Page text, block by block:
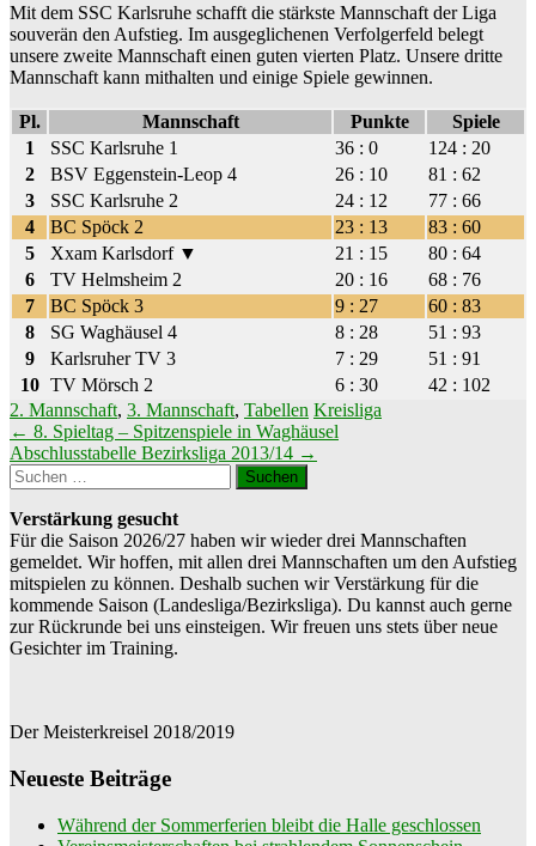
Mit dem SSC Karlsruhe schafft die stärkste Mannschaft der Liga
souverän den Aufstieg. Im ausgeglichenen Verfolgerfeld belegt
unsere zweite Mannschaft einen guten vierten Platz. Unsere dritte
Mannschaft kann mithalten und einige Spiele gewinnen.
Pl. Mannschaft Punkte
Spiele
1
SSC Karlsruhe 1 36 : 0
124 : 20
2
BSV Eggenstein-Leop 4 26 : 10
81 : 62
3
SSC Karlsruhe 2 24 : 12
77 : 66
4
BC Spöck 2 23 : 13
83 : 60
5
Xxam Karlsdorf ▼ 21 : 15
80 : 64
6
TV Helmsheim 2 20 : 16
68 : 76
7
BC Spöck 3 9 : 27
60 : 83
8
SG Waghäusel 4 8 : 28
51 : 93
9
Karlsruher TV 3 7 : 29
51 : 91
10 TV Mörsch 2 6 : 30
42 : 102
2. Mannschaft, 3. Mannschaft, Tabellen Kreisliga
Beitragsnavigation
← 8. Spieltag – Spitzenspiele in Waghäusel
Abschlusstabelle Bezirksliga 2013/14 →
Suchen
nach:
Verstärkung gesucht
Für die Saison 2026/27 haben wir wieder drei Mannschaften
gemeldet. Wir hoffen, mit allen drei Mannschaften um den Aufstieg
mitspielen zu können. Deshalb suchen wir Verstärkung für die
kommende Saison (Landesliga/Bezirksliga). Du kannst auch gerne
zur Rückrunde bei uns einsteigen. Wir freuen uns stets über neue
Gesichter im Training.
Der Meisterkreisel 2018/2019
Neueste Beiträge
Während der Sommerferien bleibt die Halle geschlossen